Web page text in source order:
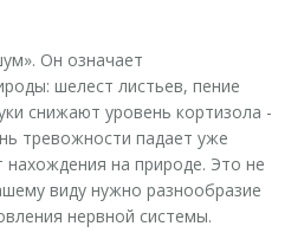
Он означает
шелест листьев, пение
снижают уровень кортизола -
тревожности падает уже
нахождения на природе. Это не
виду нужно разнообразие
нервной системы.